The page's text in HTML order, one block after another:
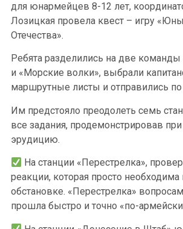
для юнармейцев 8-12 лет,
Лозицкая провела квест – игру
Отечества».
Ребята разделились на две команды
и «Морские волки», выбрали
маршрутные листы и отправились по
Им предстояло преодолеть семь
все задания, продемонстрировав
эрудицию.
На станции «Перестрелка»,
реакции, которая просто
обстановке. «Перестрелка»
прошла быстро и точно «по-